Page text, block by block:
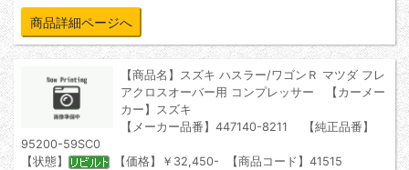
商品詳細ページへ
【商品名】スズキ ハスラー/ワゴンＲ マツダ フレ
アクロスオーバー用 コンプレッサー 【カーメー
カー】スズキ
【メーカー品番】447140-8211 【純正品番】
95200-59SC0
【状態】
【価格】￥32,450- 【商品コード】41515